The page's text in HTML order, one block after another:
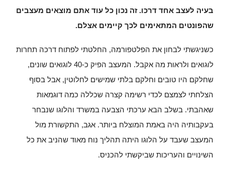
בעיה לעצב אחד דרכו. זה נכון כל עוד אתם מוצאים מעצבים
שהפונטים המתאימים לכך קיימים אצלם.
כשניגשתי לבחון את הפלטפורמה, החלטתי לפתוח דרכה תחרות
לוגואים ולראות מה אקבל. המעצב הפיק כ-40 לוגואים שונים,
שחלקם היו טובים וחלקם בלתי שמישים לחלוטין, אבל בסוף
הצלחתי לצמצם לכדי רשימה קצרה שכללה כמה דוגמאות
שאהבתי. בשלב הבא ערכתי הצבעה במשרד והלוגו שנבחר
בעקבותיה היה באמת המוצלח ביותר. אגב, התקשורת מול
המעצב שעבד על הלוגו היתה תהליך נוח מאוד שהניב את כל
השינויים והעריכות שביקשתי להכניס.